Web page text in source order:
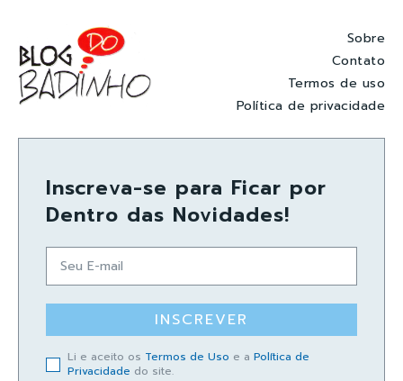
Sobre
Contato
Termos de uso
Política de privacidade
Inscreva-se para Ficar por
Dentro das Novidades!
INSCREVER
Li e aceito os Termos de Uso e a Política de
Privacidade do site.